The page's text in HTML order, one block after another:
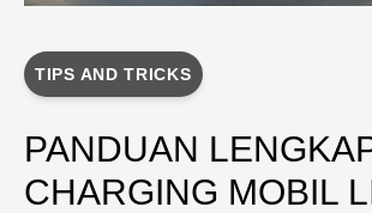
TIPS AND TRICKS
PANDUAN
CHARGING MOBIL